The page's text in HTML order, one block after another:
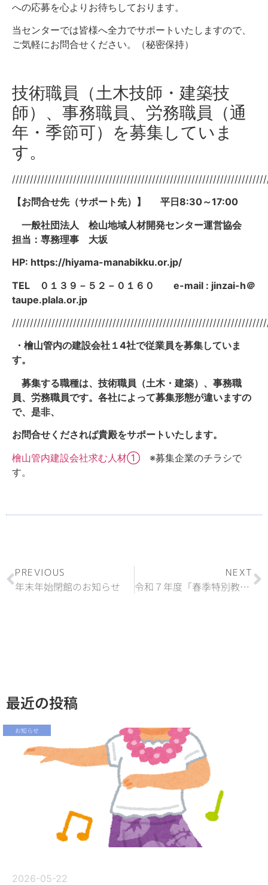
への応募を心よりお待ちしております。
当センターでは皆様へ全力でサポートいたしますので、
ご気軽にお問合せください。（秘密保持）
技術職員（土木技師・建築技
師）、事務職員、労務職員（通
年・季節可）を募集していま
す。
【お問合せ先（サポート先）】 平日8:30～17:00
一般社団法人 桧山地域人材開発センター運営協会
担当：専務理事 大坂
HP: https://hiyama-manabikku.or.jp/
TEL ０１３９－５２－０１６０ e-mail : jinzai-h＠
taupe.plala.or.jp
・檜山管内の建設会社１4社で従業員を募集していま
す。
募集する職種は、技術職員（土木・建築）、事務職
員、労務職員です。各社によって募集形態が違いますの
で、是非、
お問合せくだされば貴殿をサポートいたします。
檜山管内建設会社求む人材① ※募集企業のチラシで
す。
PREVIOUS
年末年始閉館のお知らせ
NEXT
令和７年度「春季特別教育」受講生を募集します！
最近の投稿
お知らせ
2026-05-22